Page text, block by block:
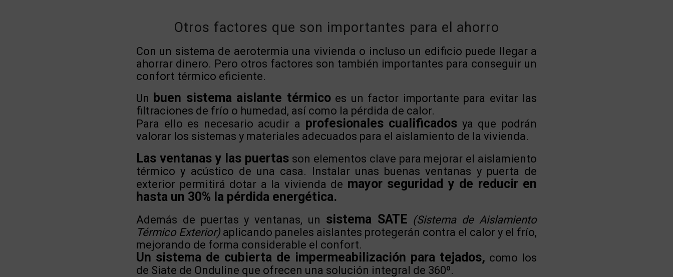
Otros factores que son importantes para el ahorro
Con un sistema de aerotermia una vivienda o incluso un edificio puede llegar a
ahorrar dinero. Pero otros factores son también importantes para conseguir un
confort térmico eficiente.
Un buen sistema aislante térmicoes un factor importante para evitar las
filtraciones de frío o humedad, así como la pérdida de calor.
Para ello es necesario acudir a profesionales cualificados ya que podrán
valorar los sistemas y materiales adecuados para el aislamiento de la vivienda.
Las ventanas y las puertas son elementos clave para mejorar el aislamiento
térmico y acústico de una casa. Instalar unas buenas ventanas y puerta de
exterior permitirá dotar a la vivienda de mayor seguridad y de reducir en
hasta un 30% la pérdida energética.
Además de puertas y ventanas, un sistema SATE (Sistema de Aislamiento
Térmico Exterior) aplicando paneles aislantes protegerán contra el calor y el frío,
mejorando de forma considerable el confort.
Un sistema de cubierta de impermeabilización para tejados, como los
de Siate de Onduline que ofrecen una solución integral de 360º.